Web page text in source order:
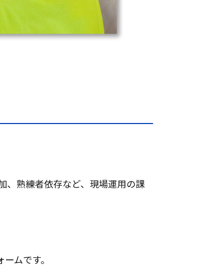
、熟練者依存など、現場運用の課
ムです。